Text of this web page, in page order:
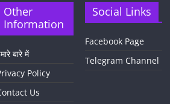
Other
Information
बारे में
Policy
Us
Social Links
Facebook Page
Telegram Channel